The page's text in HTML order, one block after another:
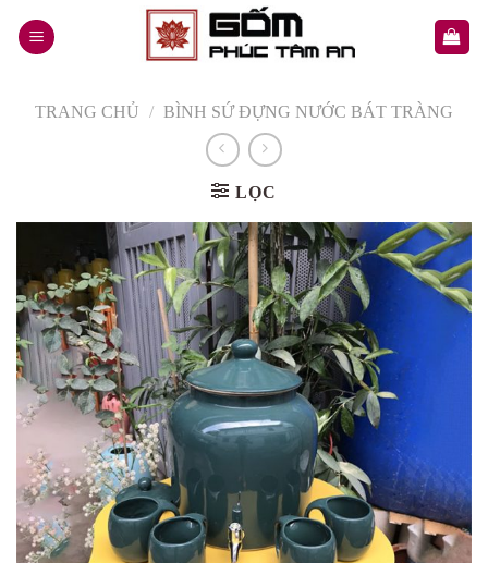
TRANG CHỦ / BÌNH SỨ ĐỰNG NƯỚC BÁT TRÀNG
LỌC